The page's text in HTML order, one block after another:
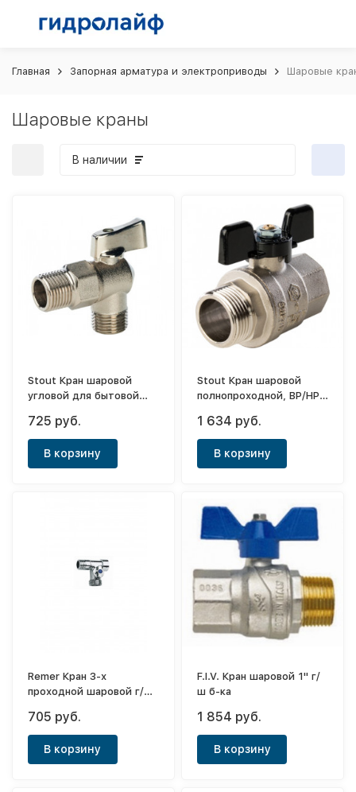
Главная Запорная арматура и электроприводы Шаровые
Шаровые краны
В наличии
Stout Кран шаровой
угловой для бытовой
725 руб.
В корзину
Stout Кран шаровой
полнопроходной, ВР/НР,
1 634 руб.
В корзину
Remer Кран 3-х
проходной шаровой г/ш/
705 руб.
В корзину
F.I.V. Кран шаровой 1" г/
ш б-ка
1 854 руб.
В корзину